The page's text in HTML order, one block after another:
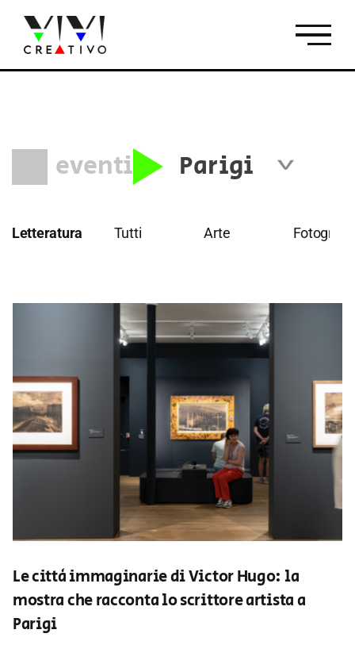
contenuto
eventi
Parigi
Tutti Arte Fotografia
Letteratura
Le città immaginarie di Victor Hugo: la
mostra che racconta lo scrittore artista a
Parigi